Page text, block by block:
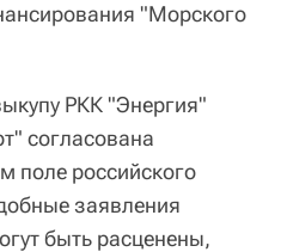
"Морского
РКК "Энергия"
согласована
поле российского
заявления
быть расценены,